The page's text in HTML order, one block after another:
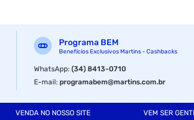
Programa BEM
Benefícios Exclusivos Martins - Cashbacks
WhatsApp:(34) 8413-0710
E-mail:programabem@martins.com.br
VENDA NO NOSSO SITE VEM SER